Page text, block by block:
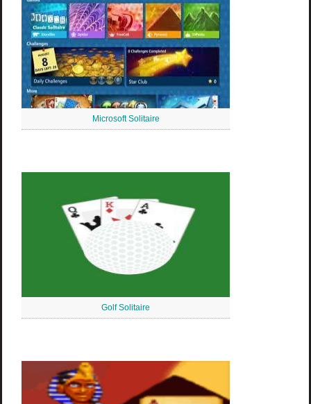
Microsoft Solitaire
Golf Solitaire